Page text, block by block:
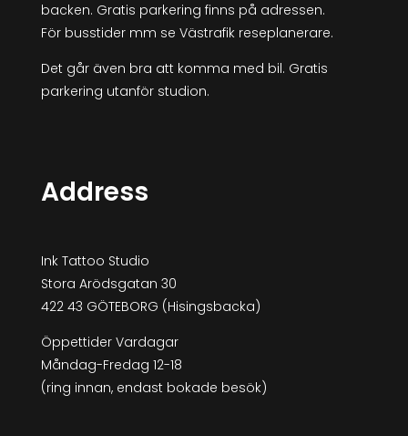
backen. Gratis parkering finns på adressen.
För busstider mm se Västrafik reseplanerare.
Det går även bra att komma med bil. Gratis
parkering utanför studion.
Address
Ink Tattoo Studio
Stora Arödsgatan 30
422 43 GÖTEBORG (Hisingsbacka)
Öppettider Vardagar
Måndag-Fredag 12-18
(ring innan, endast bokade besök)